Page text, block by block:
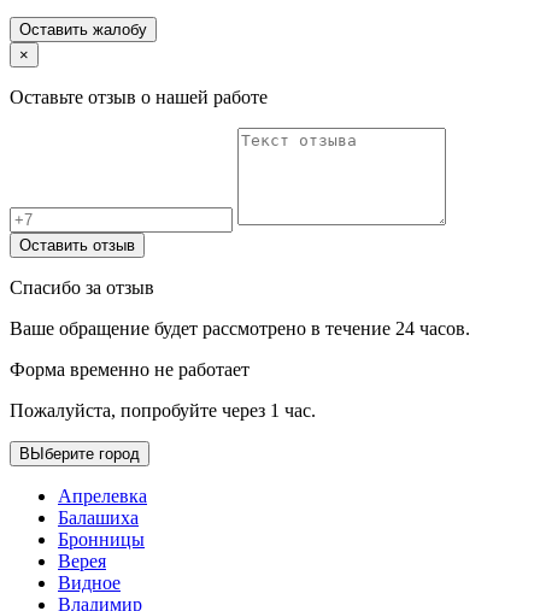
Оставить жалобу
×
Оставьте отзыв о нашей работе
Оставить отзыв
Спасибо за отзыв
Ваше обращение будет рассмотрено в течение 24 часов.
Форма временно не работает
Пожалуйста, попробуйте через 1 час.
ВЫберите город
Апрелевка
Балашиха
Бронницы
Верея
Видное
Владимир